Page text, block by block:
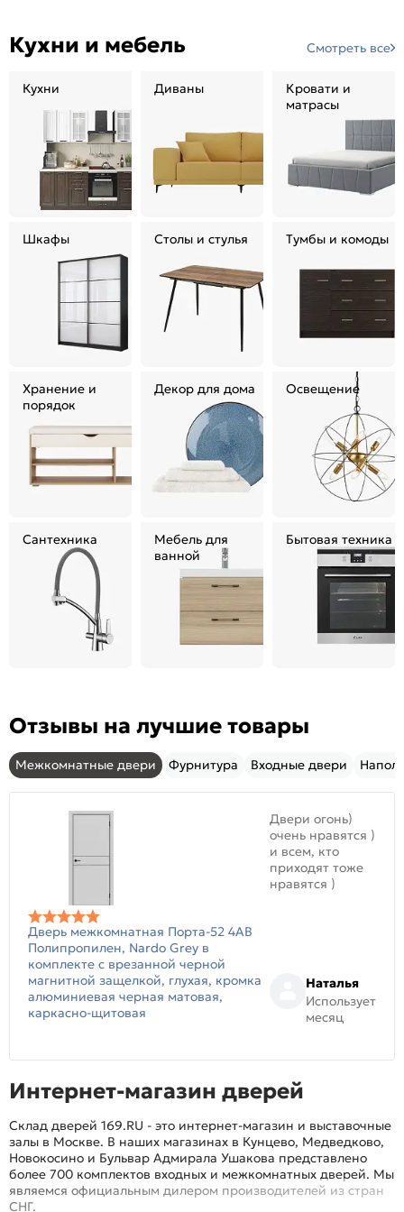
Кухни и мебель Смотреть все
Кухни Диваны
Кровати и
матрасы
Шкафы Столы и стулья Тумбы и комоды
Хранение и
порядок
Декор для дома Освещение
Сантехника
Мебель для
ванной
Бытовая техника
Отзывы на лучшие товары
Межкомнатные двери Фурнитура Входные двери
Дверь межкомнатная Порта-52 4AB
Полипропилен, Nardo Grey в
комплекте с врезанной черной
магнитной защелкой, глухая, кромка
алюминиевая черная матовая,
каркасно-щитовая
Двери огонь)
очень нравятся )
и всем, кто
приходят тоже
нравятся )
Наталья
Использует
месяц
Интернет-магазин дверей
Склад дверей 169.RU - это интернет-магазин и выставочные
залы в Москве. В наших магазинах в Кунцево, Медведково,
Новокосино и Бульвар Адмирала Ушакова представлено
более 700 комплектов входных и межкомнатных дверей. Мы
являемся официальным дилером производителей из стран
СНГ.